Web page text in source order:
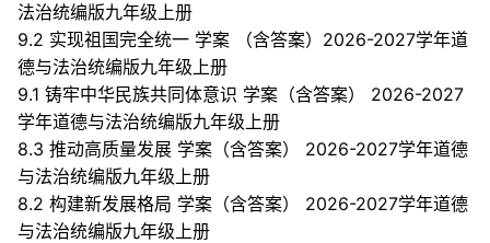
法治统编版九年级上册
9.2 实现祖国完全统一 学案 （含答案）2026-2027学年道
德与法治统编版九年级上册
9.1 铸牢中华民族共同体意识 学案（含答案） 2026-2027
学年道德与法治统编版九年级上册
8.3 推动高质量发展 学案（含答案） 2026-2027学年道德
与法治统编版九年级上册
8.2 构建新发展格局 学案（含答案） 2026-2027学年道德
与法治统编版九年级上册